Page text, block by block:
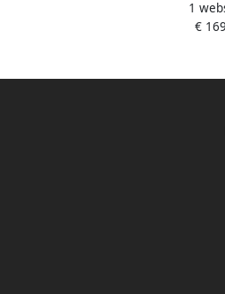
A 22-115 mm |
van de moeren |
1
€